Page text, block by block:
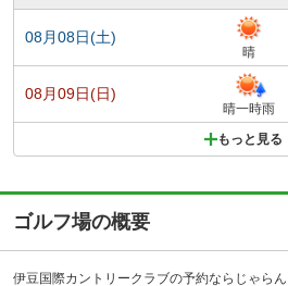
08月08日(土)
晴
08月09日(日)
晴一時雨
もっと見る
ゴルフ場の概要